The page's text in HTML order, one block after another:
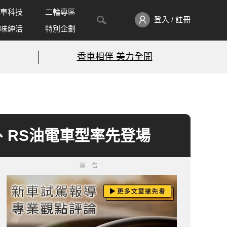
科技
二輪專區
紳活
特別企劃
登入 / 註冊
香車相伴 美力全開
RS油電車型率先登場
廣告